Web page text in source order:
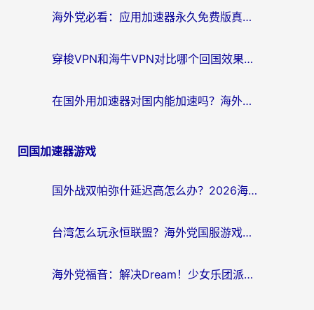
海外党必看：应用加速器永久免费版真的存在吗？教你选对回国加速器无缝刷国内资源
穿梭VPN和海牛VPN对比哪个回国效果更好？海外华人亲测3款热门加速器+避坑指南
在国外用加速器对国内能加速吗？海外党亲测有效的无缝访问指南
回国加速器游戏
国外战双帕弥什延迟高怎么办？2026海外畅玩国服游戏终极指南（附实测工具推荐）
台湾怎么玩永恒联盟？海外党国服游戏加速器选择全攻略（附3大热门游戏实测）
海外党福音：解决Dream！少女乐团派对！国外延迟的实用指南，附北美英国游戏加速方案